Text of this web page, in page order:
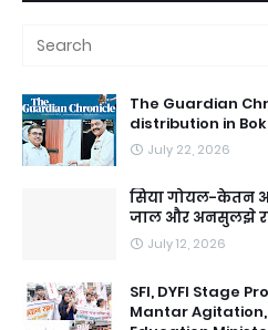
The Guardian
distribution in
July 22, 2026
सिया गोयल-केतन
जाल और अनसुलझे
July 12, 2026
SFI, DYFI Stage
Mantar Agitation,